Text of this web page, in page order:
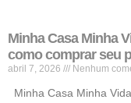
Minha Casa Minha
como comprar seu
abril 7, 2026 Nenhum
Minha Casa Minha